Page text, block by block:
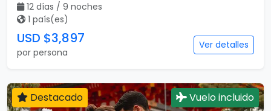
12 días / 9 noches
1 país(es)
USD $3,897
por persona
Ver detalles
Destacado Vuelo incluido